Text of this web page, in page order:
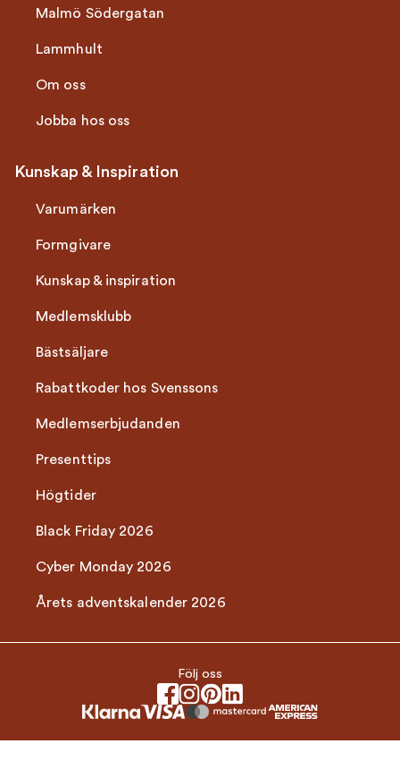
Malmö Södergatan
Lammhult
Om oss
Jobba hos oss
Kunskap & Inspiration
Varumärken
Formgivare
Kunskap & inspiration
Medlemsklubb
Bästsäljare
Rabattkoder hos Svenssons
Medlemserbjudanden
Presenttips
Högtider
Black Friday 2026
Cyber Monday 2026
Årets adventskalender 2026
Följ oss